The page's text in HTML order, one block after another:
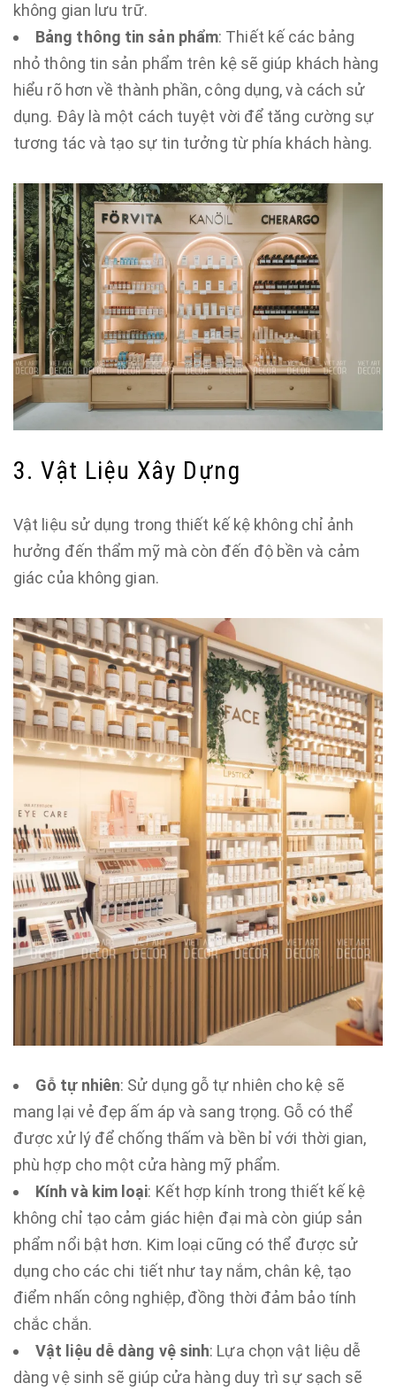
không gian lưu trữ.
Bảng thông tin sản phẩm: Thiết kế các bảng
nhỏ thông tin sản phẩm trên kệ sẽ giúp khách hàng
hiểu rõ hơn về thành phần, công dụng, và cách sử
dụng. Đây là một cách tuyệt vời để tăng cường sự
tương tác và tạo sự tin tưởng từ phía khách hàng.
3. Vật Liệu Xây Dựng
Vật liệu sử dụng trong thiết kế kệ không chỉ ảnh
hưởng đến thẩm mỹ mà còn đến độ bền và cảm
giác của không gian.
Gỗ tự nhiên: Sử dụng gỗ tự nhiên cho kệ sẽ
mang lại vẻ đẹp ấm áp và sang trọng. Gỗ có thể
được xử lý để chống thấm và bền bỉ với thời gian,
phù hợp cho một cửa hàng mỹ phẩm.
Kính và kim loại: Kết hợp kính trong thiết kế kệ
không chỉ tạo cảm giác hiện đại mà còn giúp sản
phẩm nổi bật hơn. Kim loại cũng có thể được sử
dụng cho các chi tiết như tay nắm, chân kệ, tạo
điểm nhấn công nghiệp, đồng thời đảm bảo tính
chắc chắn.
Vật liệu dễ dàng vệ sinh: Lựa chọn vật liệu dễ
dàng vệ sinh sẽ giúp cửa hàng duy trì sự sạch sẽ